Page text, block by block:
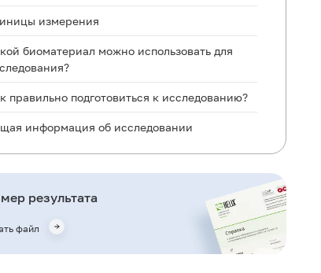
измерения
биоматериал можно использовать для
правильно подготовиться к исследованию?
информация об исследовании
означают результаты?
результата
файл